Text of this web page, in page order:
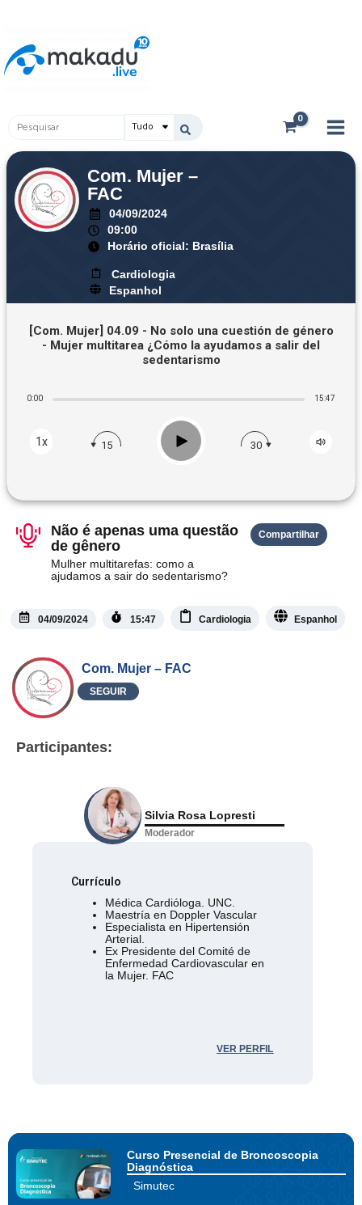
conteúdo
Pesquisar
Com. Mujer –
FAC
04/09/2024
09:00
Horário oficial: Brasília
Cardiologia
Espanhol
[Com. Mujer] 04.09 - No solo una cuestión de género
- Mujer multitarea ¿Cómo la ayudamos a salir del
sedentarismo
0:00 15:47
1x 15 Play 30
Não é apenas uma questão
de gênero
Mulher multitarefas: como a
ajudamos a sair do sedentarismo?
Compartilhar
04/09/2024 15:47 Cardiologia Espanhol
Com. Mujer – FAC
SEGUIR
Participantes:
Silvia Rosa Lopresti
Moderador
Currículo
Médica Cardióloga. UNC.
Maestría en Doppler Vascular
Especialista en Hipertensión
Arterial.
Ex Presidente del Comité de
Enfermedad Cardiovascular en
la Mujer. FAC
VER PERFIL
Curso Presencial de Broncoscopia
Diagnóstica
Simutec